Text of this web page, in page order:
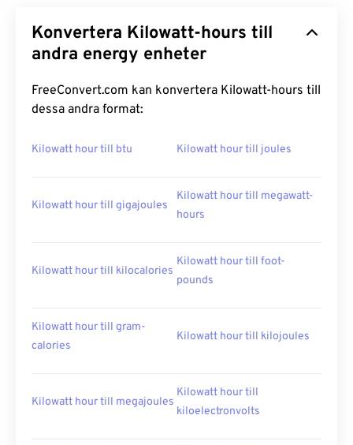
Konvertera Kilowatt-hours till
andra energy enheter
FreeConvert.com kan konvertera Kilowatt-hours till
dessa andra format:
Kilowatt hour till btu Kilowatt hour till joules
Kilowatt hour till gigajoules
Kilowatt hour till megawatt-
hours
Kilowatt hour till kilocalories
Kilowatt hour till foot-
pounds
Kilowatt hour till gram-
calories
Kilowatt hour till kilojoules
Kilowatt hour till megajoules
Kilowatt hour till
kiloelectronvolts